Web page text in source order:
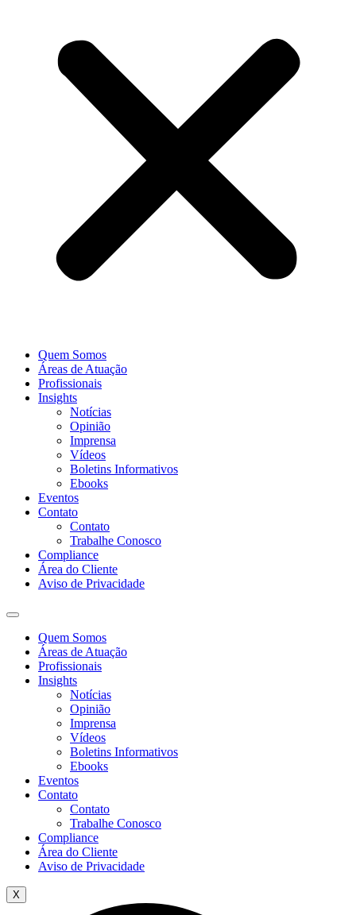
Quem Somos
Áreas de Atuação
Profissionais
Insights
Notícias
Opinião
Imprensa
Vídeos
Boletins Informativos
Ebooks
Eventos
Contato
Contato
Trabalhe Conosco
Compliance
Área do Cliente
Aviso de Privacidade
Quem Somos
Áreas de Atuação
Profissionais
Insights
Notícias
Opinião
Imprensa
Vídeos
Boletins Informativos
Ebooks
Eventos
Contato
Contato
Trabalhe Conosco
Compliance
Área do Cliente
Aviso de Privacidade
X